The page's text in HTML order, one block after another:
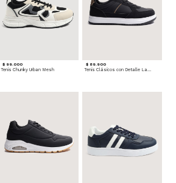
$ 99.000
Tenis Chunky Urban Mesh
$ 89.900
Tenis Clásicos con Detalle Lateral